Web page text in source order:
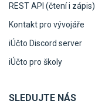
REST API (čtení i zápis)
Kontakt pro vývojáře
iÚčto Discord server
iÚčto pro školy
SLEDUJTE NÁS